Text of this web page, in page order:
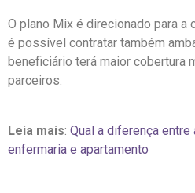
O plano Mix é direcionado para a
é possível contratar também
beneficiário terá maior cobertura
parceiros.
Leia mais: Qual a diferença
enfermaria e apartamento